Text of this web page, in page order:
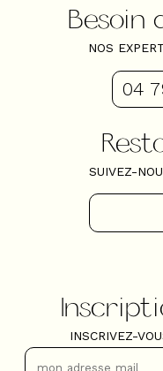
Besoin
NOS
04
SUIVEZ-
INSCRIVEZ-